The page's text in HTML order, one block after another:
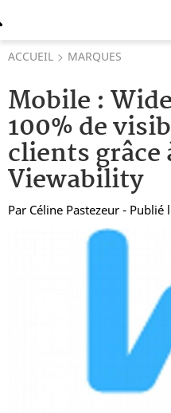
ACCUEIL MARQUES
Mobile :
100% de
clients grâce
Viewability
Par Céline Pastezeur - Publié